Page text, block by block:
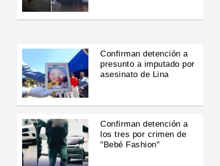
Confirman detención a
presunto a imputado por
asesinato de Lina
Confirman detención a
los tres por crimen de
"Bebé Fashion"